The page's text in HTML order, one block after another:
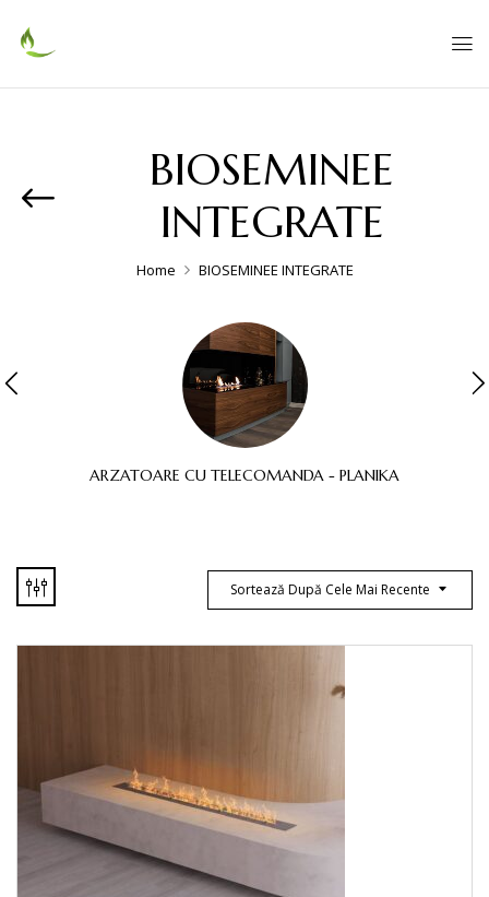
BIOSEMINEE
INTEGRATE
Home BIOSEMINEE INTEGRATE
ARZATOARE CU TELECOMANDA - PLANIKA
Sortează După Cele Mai Recente